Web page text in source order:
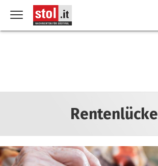
Rentenlücke